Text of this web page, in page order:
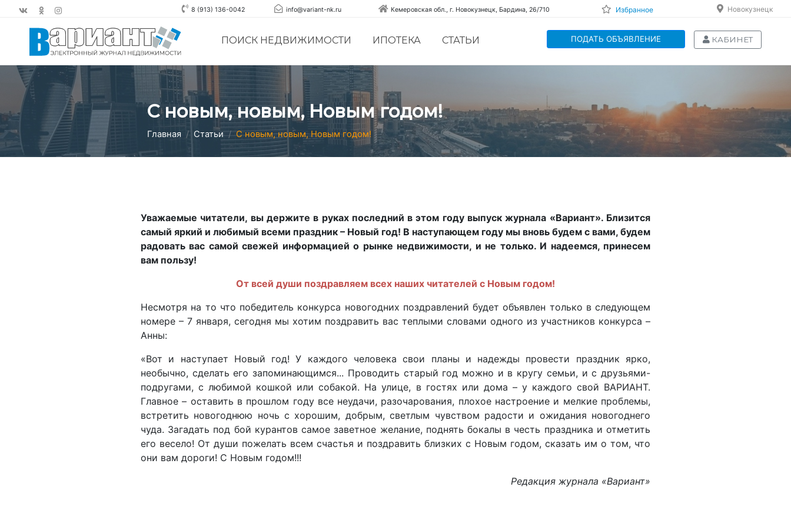
8 (913) 136-0042 info@variant-nk.ru Кемеровская обл., г. Новокузнецк, Бардина, 26/710 Избранное Новокузнецк
ПОИСК НЕДВИЖИМОСТИ ИПОТЕКА СТАТЬИ ПОДАТЬ ОБЪЯВЛЕНИЕ КАБИНЕТ
С новым, новым, Новым годом!
Главная Статьи С новым, новым, Новым годом!
Уважаемые читатели, вы держите в руках последний в этом году выпуск журнала «Вариант». Близится
самый яркий и любимый всеми праздник – Новый год! В наступающем году мы вновь будем с вами, будем
радовать вас самой свежей информацией о рынке недвижимости, и не только. И надеемся, принесем
вам пользу!
От всей души поздравляем всех наших читателей с Новым годом!
Несмотря на то что победитель конкурса новогодних поздравлений будет объявлен только в следующем
номере – 7 января, сегодня мы хотим поздравить вас теплыми словами одного из участников конкурса –
Анны:
«Вот и наступает Новый год! У каждого человека свои планы и надежды провести праздник ярко,
необычно, сделать его запоминающимся... Проводить старый год можно и в кругу семьи, и с друзьями-
подругами, с любимой кошкой или собакой. На улице, в гостях или дома – у каждого свой ВАРИАНТ.
Главное – оставить в прошлом году все неудачи, разочарования, плохое настроение и мелкие проблемы,
встретить новогоднюю ночь с хорошим, добрым, светлым чувством радости и ожидания новогоднего
чуда. Загадать под бой курантов самое заветное желание, поднять бокалы в честь праздника и отметить
его весело! От души пожелать всем счастья и поздравить близких с Новым годом, сказать им о том, что
они вам дороги! С Новым годом!!!
Редакция журнала «Вариант»